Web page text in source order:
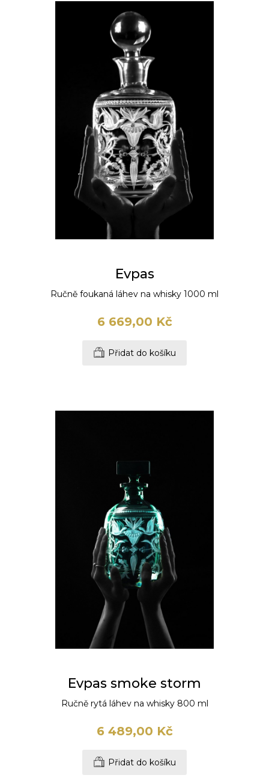
Evpas
Ručně foukaná láhev na whisky 1000 ml
6 669,00 Kč
Přidat do košíku
Evpas smoke storm
Ručně rytá láhev na whisky 800 ml
6 489,00 Kč
Přidat do košíku